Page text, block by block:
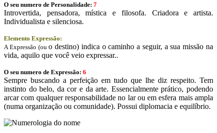
O seu numero de Personalidade: 7
Introvertida, pensadora, mística e filosofa. Criadora e artista.
Individualista e silenciosa.
Elemento Expressão:
A Expressão (ouo destino) indica o caminho a seguir, a sua missão na
vida, aquilo que você veio expressar..
O seu numero de Expressão: 6
Sempre buscando a perfeição em tudo que lhe diz respeito. Tem
instinto do belo, da cor e da arte. Essencialmente prático, podendo
arcar com qualquer responsabilidade no lar ou em esfera mais ampla
(numa organização ou comunidade). Possui diplomacia e equilíbrio.